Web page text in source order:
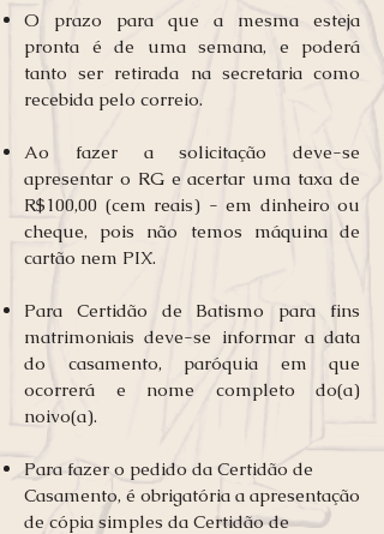
O prazo para que a mesma esteja
pronta é de uma semana, e poderá
tanto ser retirada na secretaria como
recebida pelo correio.
Ao fazer a solicitação deve-se
apresentar o RG e acertar uma taxa de
R$100,00 (cem reais) - em dinheiro ou
cheque, pois não temos máquina de
cartão nem PIX.
Para Certidão de Batismo para fins
matrimoniais deve-se informar a data
do casamento, paróquia em que
ocorrerá e nome completo do(a)
noivo(a).
Para fazer o pedido da Certidão de
Casamento, é obrigatória a apresentação
de cópia simples da Certidão de